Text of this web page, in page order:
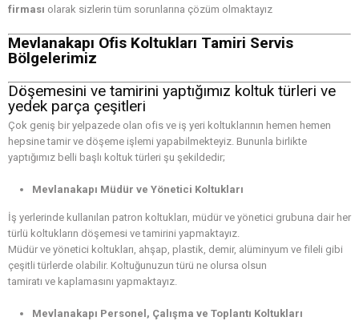
firması olarak sizlerin tüm sorunlarına çözüm olmaktayız
Mevlanakapı Ofis Koltukları Tamiri Servis
Bölgelerimiz
Döşemesini ve tamirini yaptığımız koltuk türleri ve
yedek parça çeşitleri
Çok geniş bir yelpazede olan ofis ve iş yeri koltuklarının hemen hemen
hepsine tamir ve döşeme işlemi yapabilmekteyiz. Bununla birlikte
yaptığımız belli başlı koltuk türleri şu şekildedir;
Mevlanakapı Müdür ve Yönetici Koltukları
İş yerlerinde kullanılan patron koltukları, müdür ve yönetici grubuna dair her
türlü koltukların döşemesi ve tamirini yapmaktayız.
Müdür ve yönetici koltukları, ahşap, plastik, demir, alüminyum ve fileli gibi
çeşitli türlerde olabilir. Koltuğunuzun türü ne olursa olsun
tamiratı ve kaplamasını yapmaktayız.
Mevlanakapı Personel, Çalışma ve Toplantı Koltukları